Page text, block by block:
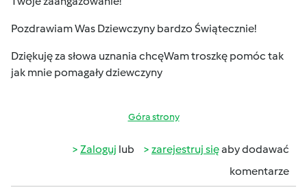
Pozdrawiam Was Dziewczyny bardzo Świątecznie!
Dziękuję za słowa uznania chcęWam troszkę pomóc tak
jak mnie pomagały dziewczyny
Góra strony
Zaloguj lub zarejestruj sięaby dodawać
komentarze